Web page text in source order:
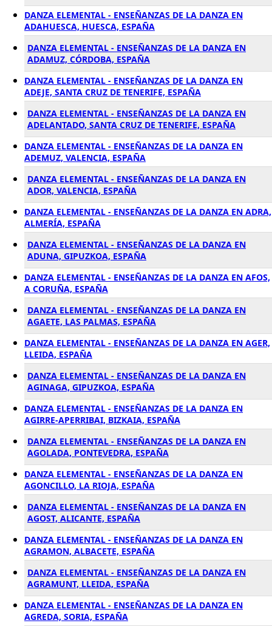
DANZA ELEMENTAL - ENSEÑANZAS DE LA DANZA EN
ADAHUESCA, HUESCA, ESPAÑA
DANZA ELEMENTAL - ENSEÑANZAS DE LA DANZA EN
ADAMUZ, CÓRDOBA, ESPAÑA
DANZA ELEMENTAL - ENSEÑANZAS DE LA DANZA EN
ADEJE, SANTA CRUZ DE TENERIFE, ESPAÑA
DANZA ELEMENTAL - ENSEÑANZAS DE LA DANZA EN
ADELANTADO, SANTA CRUZ DE TENERIFE, ESPAÑA
DANZA ELEMENTAL - ENSEÑANZAS DE LA DANZA EN
ADEMUZ, VALENCIA, ESPAÑA
DANZA ELEMENTAL - ENSEÑANZAS DE LA DANZA EN
ADOR, VALENCIA, ESPAÑA
DANZA ELEMENTAL - ENSEÑANZAS DE LA DANZA EN ADRA,
ALMERÍA, ESPAÑA
DANZA ELEMENTAL - ENSEÑANZAS DE LA DANZA EN
ADUNA, GIPUZKOA, ESPAÑA
DANZA ELEMENTAL - ENSEÑANZAS DE LA DANZA EN AFOS,
A CORUÑA, ESPAÑA
DANZA ELEMENTAL - ENSEÑANZAS DE LA DANZA EN
AGAETE, LAS PALMAS, ESPAÑA
DANZA ELEMENTAL - ENSEÑANZAS DE LA DANZA EN AGER,
LLEIDA, ESPAÑA
DANZA ELEMENTAL - ENSEÑANZAS DE LA DANZA EN
AGINAGA, GIPUZKOA, ESPAÑA
DANZA ELEMENTAL - ENSEÑANZAS DE LA DANZA EN
AGIRRE-APERRIBAI, BIZKAIA, ESPAÑA
DANZA ELEMENTAL - ENSEÑANZAS DE LA DANZA EN
AGOLADA, PONTEVEDRA, ESPAÑA
DANZA ELEMENTAL - ENSEÑANZAS DE LA DANZA EN
AGONCILLO, LA RIOJA, ESPAÑA
DANZA ELEMENTAL - ENSEÑANZAS DE LA DANZA EN
AGOST, ALICANTE, ESPAÑA
DANZA ELEMENTAL - ENSEÑANZAS DE LA DANZA EN
AGRAMON, ALBACETE, ESPAÑA
DANZA ELEMENTAL - ENSEÑANZAS DE LA DANZA EN
AGRAMUNT, LLEIDA, ESPAÑA
DANZA ELEMENTAL - ENSEÑANZAS DE LA DANZA EN
AGREDA, SORIA, ESPAÑA